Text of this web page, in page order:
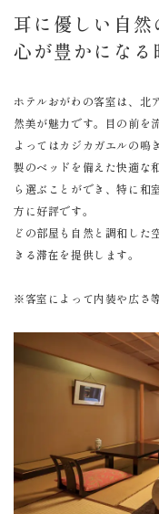
耳に優しい自然
心が豊かになる
ホテルおがわの客室は、北
然美が魅力です。目の前を
よってはカジカガエルの鳴
製のベッドを備えた快適な
ら選ぶことができ、特に和
方に好評です。
どの部屋も自然と調和した
きる滞在を提供します。
※客室によって内装や広さ